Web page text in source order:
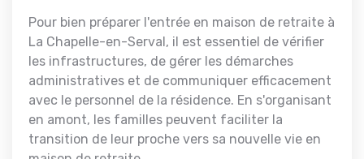
Pour bien préparer l'entrée en maison de retraite à
La Chapelle-en-Serval, il est essentiel de vérifier
les infrastructures, de gérer les démarches
administratives et de communiquer efficacement
avec le personnel de la résidence. En s'organisant
en amont, les familles peuvent faciliter la
transition de leur proche vers sa nouvelle vie en